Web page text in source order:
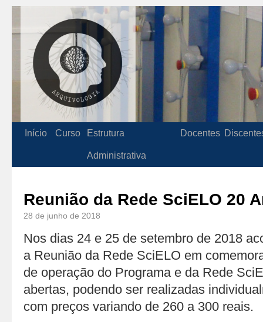
Início Curso Estrutura
Administrativa
Docentes
Reunião da Rede SciELO 20
28 de junho de 2018
Nos dias 24 e 25 de setembro de 2018
a Reunião da Rede SciELO em
de operação do Programa e da Rede
abertas, podendo ser realizadas
com preços variando de 260 a 300 reais.